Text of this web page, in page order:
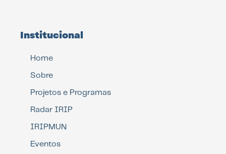
Institucional
Home
Sobre
Projetos e Programas
Radar IRIP
IRIPMUN
Eventos